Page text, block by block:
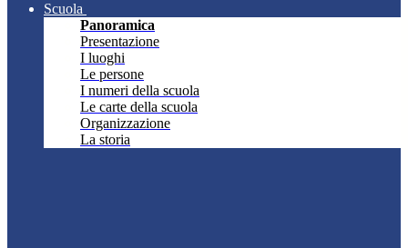
Scuola
Panoramica
Presentazione
I luoghi
Le persone
I numeri della scuola
Le carte della scuola
Organizzazione
La storia